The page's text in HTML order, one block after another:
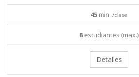
45 min. /clase
8estudiantes (max.)
Detalles